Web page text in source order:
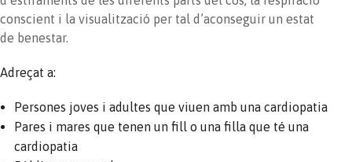
conscient i la visualització per tal d’aconseguir un estat
de benestar.
Adreçat a:
Persones joves i adultes que viuen amb una cardiopatia
Pares i mares que tenen un fill o una filla que té una
cardiopatia